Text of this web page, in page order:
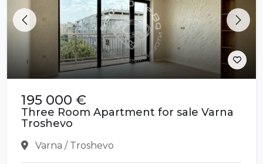
Previous Next
195 000 €
Three Room Apartment for sale Varna
Troshevo
Varna / Troshevo